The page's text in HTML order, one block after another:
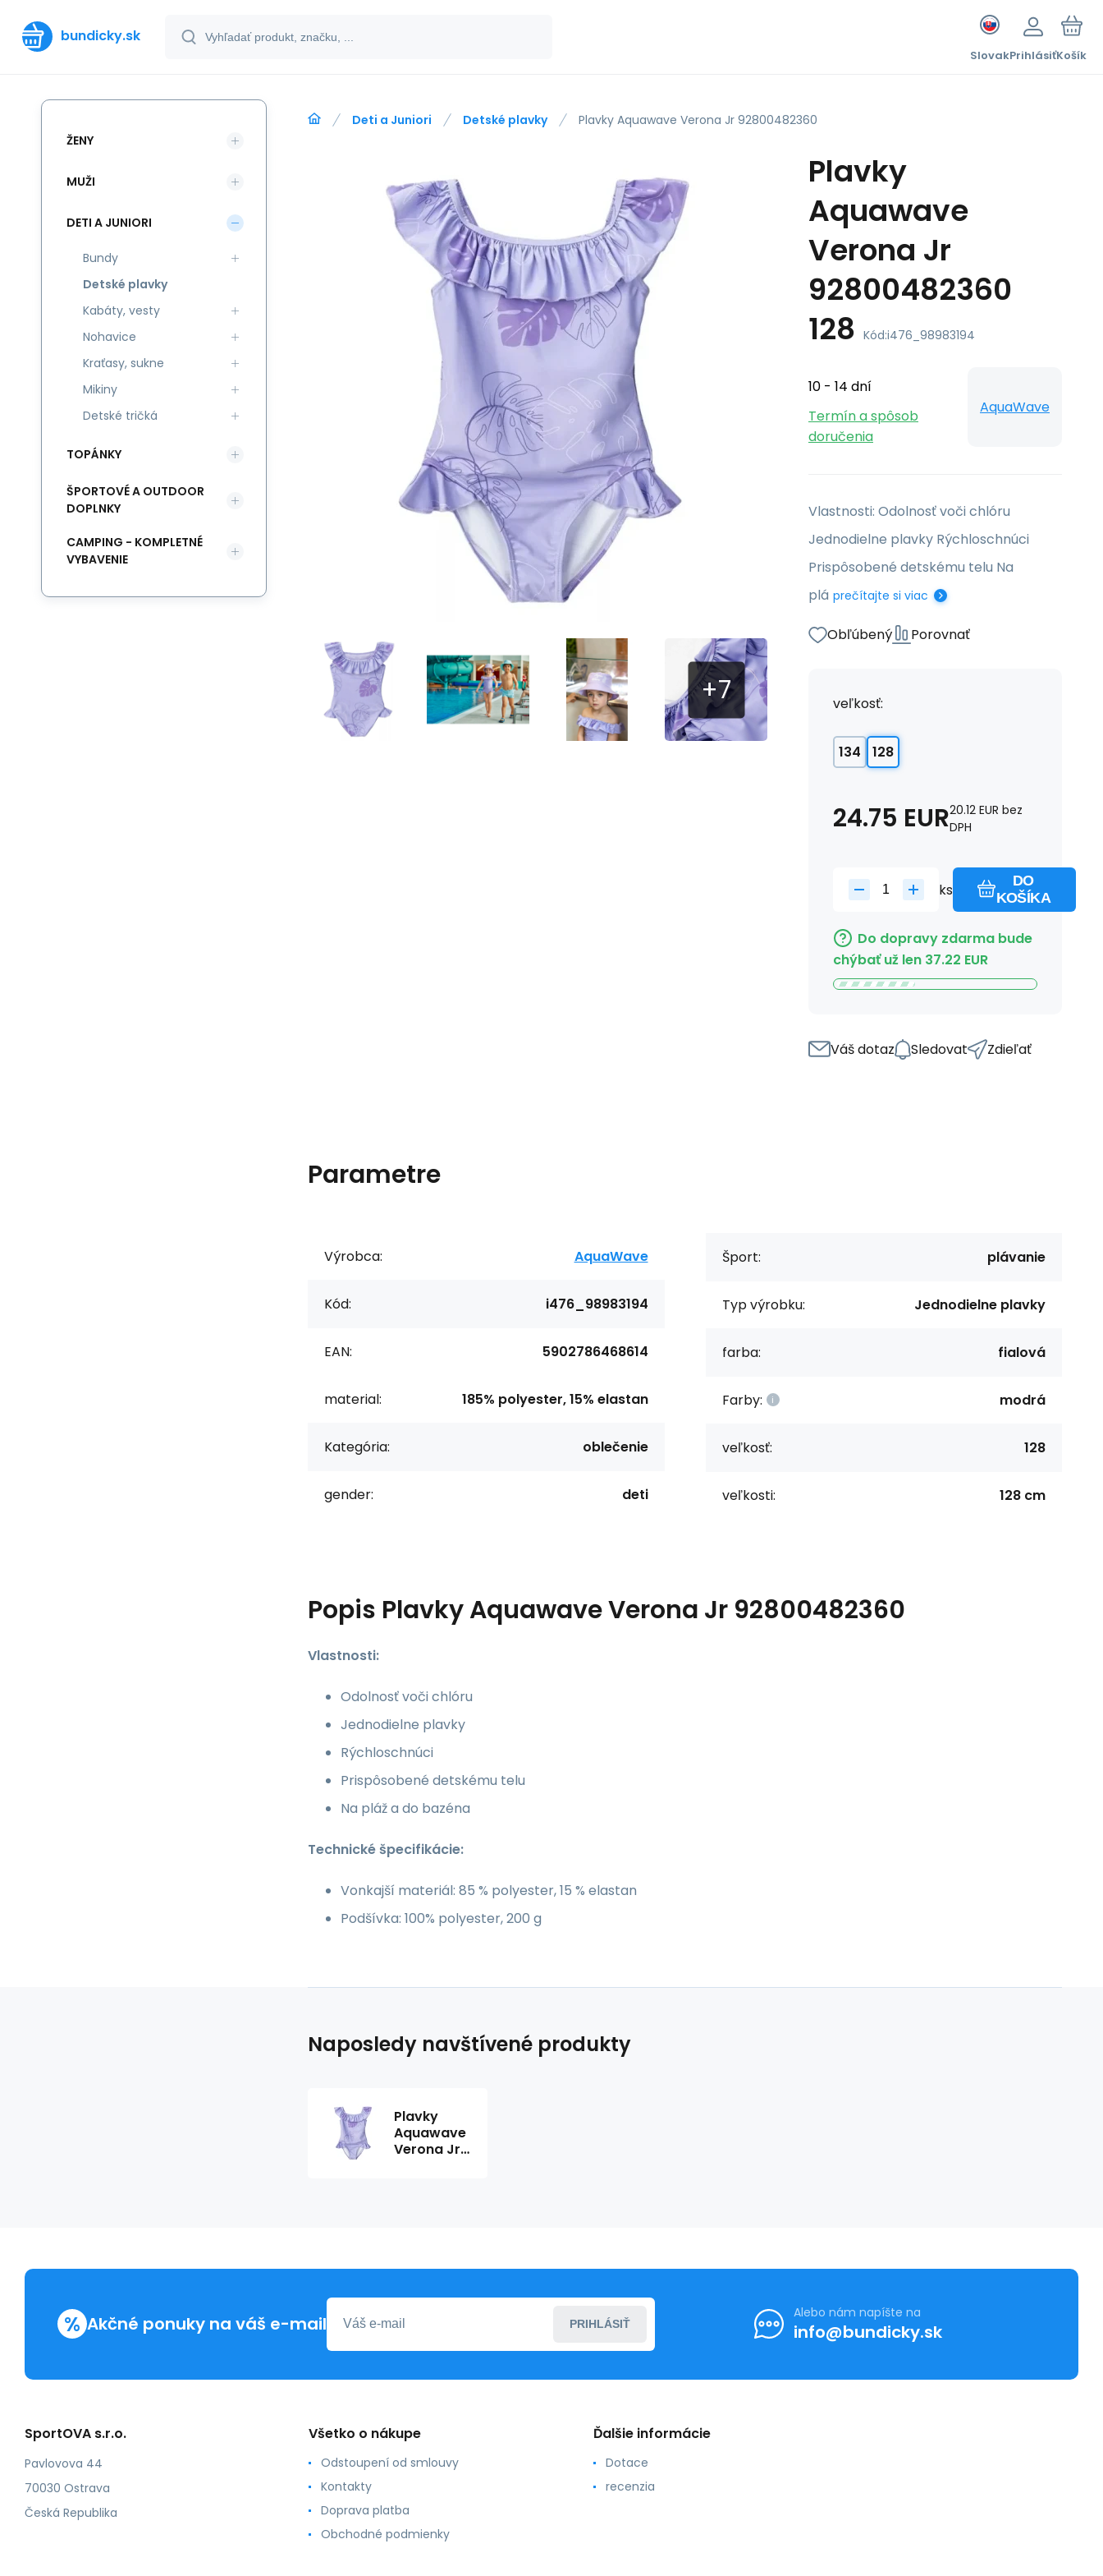
bundicky.sk
SlovakPrihlásiťKošík
Deti a Juniori Detské plavky Plavky Aquawave Verona Jr 92800482360
Plavky
Aquawave
Verona Jr
92800482360
128 Kód:i476_98983194
10 - 14 dní
Termín a spôsob
doručenia
AquaWave
Vlastnosti: Odolnosť voči chlóru
Jednodielne plavky Rýchloschnúci
Prispôsobené detskému telu Na
plá prečítajte si viac
Obľúbený Porovnať
veľkosť:
134 128
24.75 EUR20.12 EUR bez
DPH
ks
DO
KOŠÍKA
Do dopravy zdarma bude
chýbať už len 37.22 EUR
Váš dotaz Sledovat Zdieľať
Parametre
Výrobca: AquaWave
Kód: i476_98983194
EAN: 5902786468614
material: 185% polyester, 15% elastan
Kategória: oblečenie
gender: deti
Šport: plávanie
Typ výrobku: Jednodielne plavky
farba: fialová
Farby: modrá
veľkosť: 128
veľkosti: 128 cm
Popis Plavky Aquawave Verona Jr 92800482360
Vlastnosti:
Odolnosť voči chlóru
Jednodielne plavky
Rýchloschnúci
Prispôsobené detskému telu
Na pláž a do bazéna
Technické špecifikácie:
Vonkajší materiál: 85 % polyester, 15 % elastan
Podšívka: 100% polyester, 200 g
ŽENY
MUŽI
DETI A JUNIORI
Bundy
Detské plavky
Kabáty, vesty
Nohavice
Kraťasy, sukne
Mikiny
Detské tričká
TOPÁNKY
ŠPORTOVÉ A OUTDOOR
DOPLNKY
CAMPING - KOMPLETNÉ
VYBAVENIE
Naposledy navštívené produkty
Plavky
Aquawave
Verona Jr
% Akčné ponuky na váš e-mail PRIHLÁSIŤ
Alebo nám napíšte na
info@bundicky.sk
SportOVA s.r.o.
Pavlovova 44
70030 Ostrava
Česká Republika
Všetko o nákupe
Odstoupení od smlouvy
Kontakty
Doprava platba
Obchodné podmienky
Ďalšie informácie
Dotace
recenzia